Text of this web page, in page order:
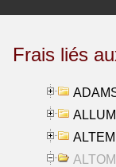
Frais liés